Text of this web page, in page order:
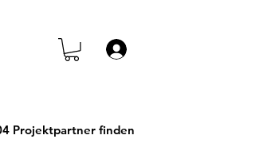
Projektpartner finden